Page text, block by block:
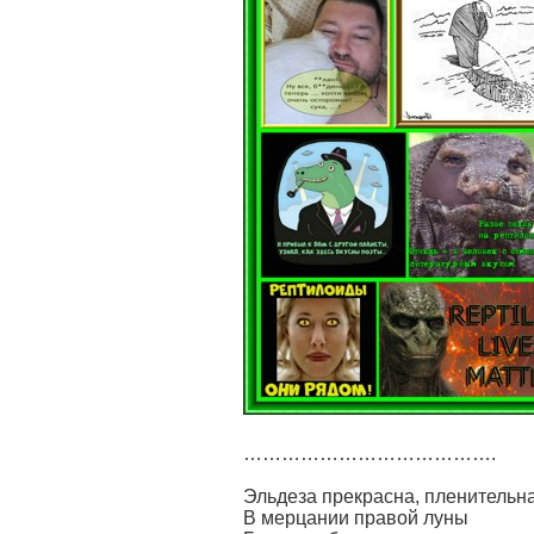
………………………………….
Эльдеза прекрасна,
В мерцании правой луны